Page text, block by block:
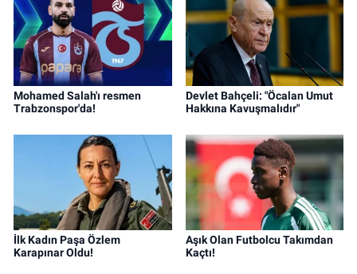
Mohamed Salah'ı resmen
Trabzonspor'da!
Devlet Bahçeli: "Öcalan Umut
Hakkına Kavuşmalıdır"
İlk Kadın Paşa Özlem
Karapınar Oldu!
Aşık Olan Futbolcu Takımdan
Kaçtı!